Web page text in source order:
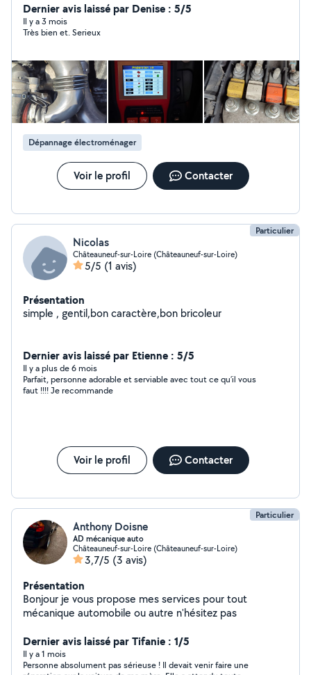
métier.nettoyage terasse clôture . toile de verre
peinture . diagnostic auto. Réparation mécanique
vidange nettoyage voiture intérieur et extérieur
de métier 15ans de bâtiment + aide à domicile et autres
services proposés pars vous .et aussi nettoyage de
pierre tombale . appelé moi pour tout service merci
d'avance cordialement.dispo tout les jours de 8 h 18 h
Dernier avis laissé par Denise : 5/5
Il y a 3 mois
Très bien et. Serieux
Dépannage électroménager
Voir le profil Contacter
Particulier
Nicolas
Châteauneuf-sur-Loire (Châteauneuf-sur-Loire)
5/5 (1 avis)
Présentation
simple , gentil,bon caractère,bon bricoleur
Dernier avis laissé par Etienne : 5/5
Il y a plus de 6 mois
Parfait, personne adorable et serviable avec tout ce qu’il vous
faut !!!! Je recommande
Voir le profil Contacter
Particulier
Anthony Doisne
AD mécanique auto
Châteauneuf-sur-Loire (Châteauneuf-sur-Loire)
3,7/5 (3 avis)
Présentation
Bonjour je vous propose mes services pour tout
mécanique automobile ou autre n'hésitez pas
Dernier avis laissé par Tifanie : 1/5
Il y a 1 mois
Personne absolument pas sérieuse ! Il devait venir faire une